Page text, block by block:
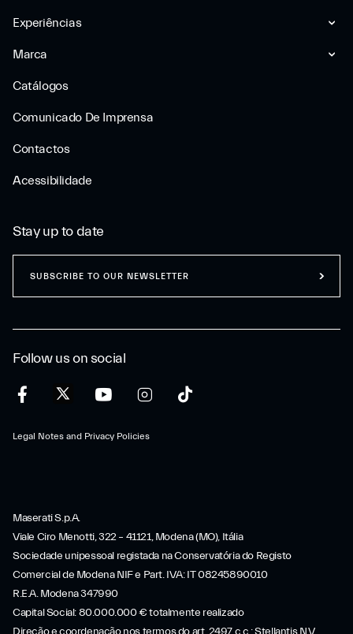
Experiências
Marca
Catálogos
Comunicado De Imprensa
Contactos
Acessibilidade
Follow us on social
Legal Notes and Privacy Policies
Stay up to date
SUBSCRIBE TO OUR NEWSLETTER
Maserati S.p.A.
Viale Ciro Menotti, 322 – 41121, Modena (MO), Itália
Sociedade unipessoal registada na Conservatória do Registo
Comercial de Modena NIF e Part. IVA: IT 08245890010
R.E.A. Modena 347990
Capital Social: 80.000.000 € totalmente realizado